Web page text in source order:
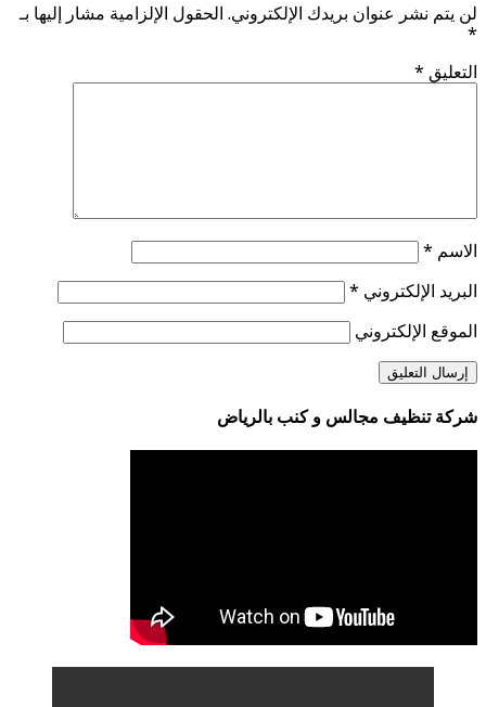
لن يتم نشر عنوان بريدك الإلكتروني. الحقول الإلزامية مشار إليها بـ
*
التعليق *
الاسم *
البريد الإلكتروني *
الموقع الإلكتروني
شركة تنظيف مجالس و كنب بالرياض